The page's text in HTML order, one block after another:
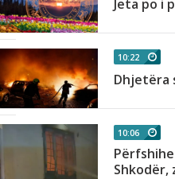
Jeta po i
10:22
Dhjetëra
10:06
Shkodër,